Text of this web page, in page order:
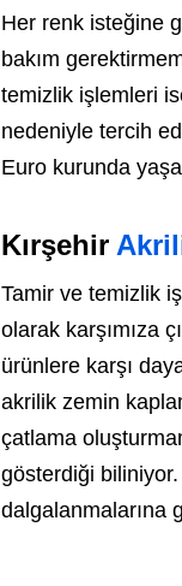
Her renk isteğine
bakım
temizlik işlemleri
nedeniyle tercih
Euro kurunda
Kırşehir
Tamir ve temizlik
olarak karşımıza
ürünlere karşı
akrilik zemin
çatlama
gösterdiği
dalgalanmalarına